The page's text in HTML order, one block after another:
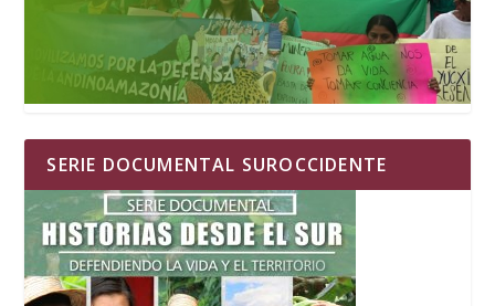
SERIE DOCUMENTAL SUROCCIDENTE